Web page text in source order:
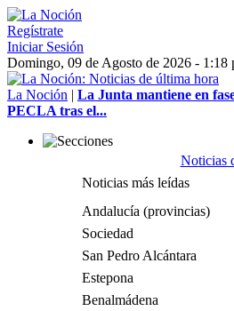
Regístrate
Iniciar Sesión
Domingo, 09 de Agosto de 2026 - 1:18
La Noción | La Junta mantiene en
PECLA tras el...
Noticias
Noticias más leídas
Andalucía (provincias)
Sociedad
San Pedro Alcántara
Estepona
Benalmádena